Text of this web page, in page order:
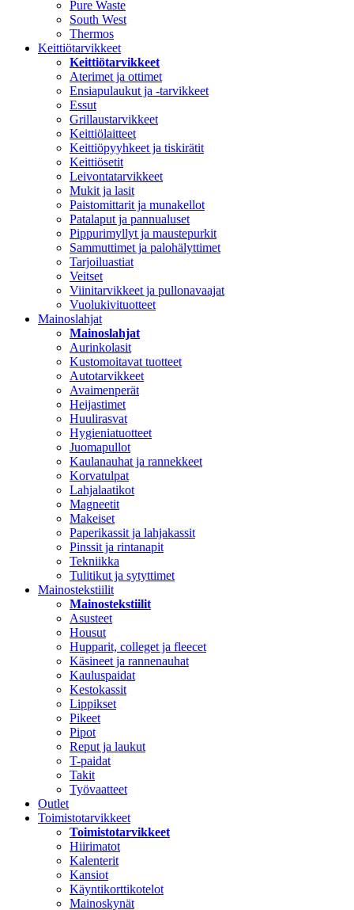
Pure Waste
South West
Thermos
Keittiötarvikkeet
Keittiötarvikkeet
Aterimet ja ottimet
Ensiapulaukut ja -tarvikkeet
Essut
Grillaustarvikkeet
Keittiölaitteet
Keittiöpyyhkeet ja tiskirätit
Keittiösetit
Leivontatarvikkeet
Mukit ja lasit
Paistomittarit ja munakellot
Patalaput ja pannualuset
Pippurimyllyt ja maustepurkit
Sammuttimet ja palohälyttimet
Tarjoiluastiat
Veitset
Viinitarvikkeet ja pullonavaajat
Vuolukivituotteet
Mainoslahjat
Mainoslahjat
Aurinkolasit
Kustomoitavat tuotteet
Autotarvikkeet
Avaimenperät
Heijastimet
Huulirasvat
Hygieniatuotteet
Juomapullot
Kaulanauhat ja rannekkeet
Korvatulpat
Lahjalaatikot
Magneetit
Makeiset
Paperikassit ja lahjakassit
Pinssit ja rintanapit
Tekniikka
Tulitikut ja sytyttimet
Mainostekstiilit
Mainostekstiilit
Asusteet
Housut
Hupparit, colleget ja fleecet
Käsineet ja rannenauhat
Kauluspaidat
Kestokassit
Lippikset
Pikeet
Pipot
Reput ja laukut
T-paidat
Takit
Työvaatteet
Outlet
Toimistotarvikkeet
Toimistotarvikkeet
Hiirimatot
Kalenterit
Kansiot
Käyntikorttikotelot
Mainoskynät